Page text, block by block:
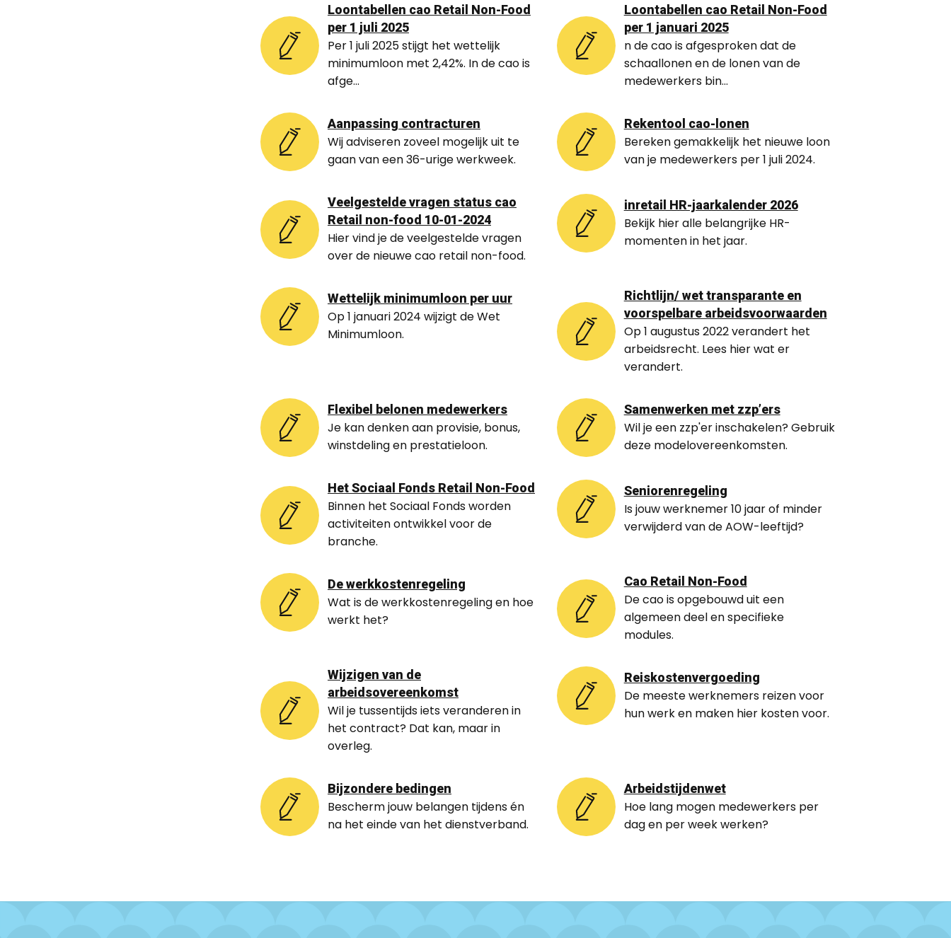
Loontabellen cao Retail Non-Food
per 1 juli 2025
Per 1 juli 2025 stijgt het wettelijk
minimumloon met 2,42%. In de cao is
afge...
Loontabellen cao Retail Non-Food
per 1 januari 2025
n de cao is afgesproken dat de
schaallonen en de lonen van de
medewerkers bin...
Aanpassing contracturen
Wij adviseren zoveel mogelijk uit te
gaan van een 36-urige werkweek.
Rekentool cao-lonen
Bereken gemakkelijk het nieuwe loon
van je medewerkers per 1 juli 2024.
Veelgestelde vragen status cao
Retail non-food 10-01-2024
Hier vind je de veelgestelde vragen
over de nieuwe cao retail non-food.
inretail HR-jaarkalender 2026
Bekijk hier alle belangrijke HR-
momenten in het jaar.
Wettelijk minimumloon per uur
Op 1 januari 2024 wijzigt de Wet
Minimumloon.
Richtlijn/ wet transparante en
voorspelbare arbeidsvoorwaarden
Op 1 augustus 2022 verandert het
arbeidsrecht. Lees hier wat er
verandert.
Flexibel belonen medewerkers
Je kan denken aan provisie, bonus,
winstdeling en prestatieloon.
Samenwerken met zzp’ers
Wil je een zzp'er inschakelen? Gebruik
deze modelovereenkomsten.
Het Sociaal Fonds Retail Non-Food
Binnen het Sociaal Fonds worden
activiteiten ontwikkel voor de
branche.
Seniorenregeling
Is jouw werknemer 10 jaar of minder
verwijderd van de AOW-leeftijd?
De werkkostenregeling
Wat is de werkkostenregeling en hoe
werkt het?
Cao Retail Non-Food
De cao is opgebouwd uit een
algemeen deel en specifieke
modules.
Wijzigen van de
arbeidsovereenkomst
Wil je tussentijds iets veranderen in
het contract? Dat kan, maar in
overleg.
Reiskostenvergoeding
De meeste werknemers reizen voor
hun werk en maken hier kosten voor.
Bijzondere bedingen
Bescherm jouw belangen tijdens én
na het einde van het dienstverband.
Arbeidstijdenwet
Hoe lang mogen medewerkers per
dag en per week werken?